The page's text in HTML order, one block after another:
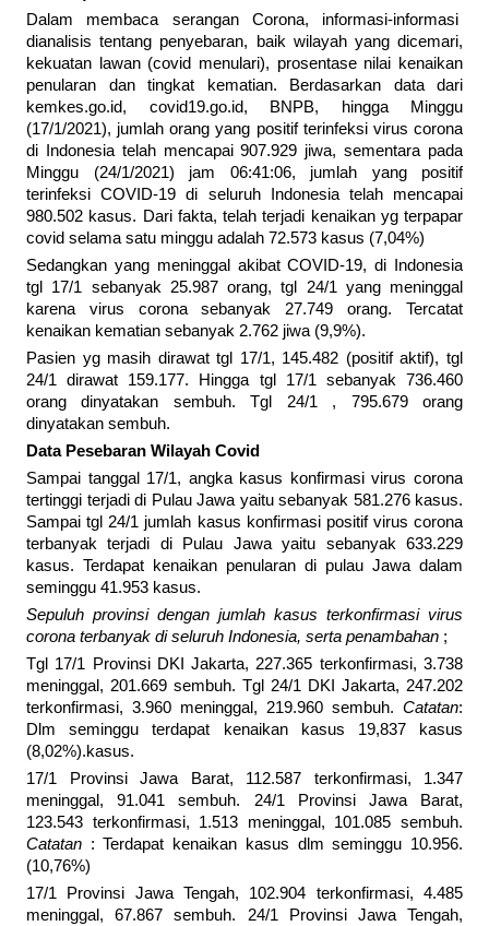
Dalam membaca serangan Corona, informasi-informasi
dianalisis tentang penyebaran, baik wilayah yang dicemari,
kekuatan lawan (covid menulari), prosentase nilai kenaikan
penularan dan tingkat kematian. Berdasarkan data dari
kemkes.go.id, covid19.go.id, BNPB, hingga Minggu
(17/1/2021), jumlah orang yang positif terinfeksi virus corona
di Indonesia telah mencapai 907.929 jiwa, sementara pada
Minggu (24/1/2021) jam 06:41:06, jumlah yang positif
terinfeksi COVID-19 di seluruh Indonesia telah mencapai
980.502 kasus. Dari fakta, telah terjadi kenaikan yg terpapar
covid selama satu minggu adalah 72.573 kasus (7,04%)
Sedangkan yang meninggal akibat COVID-19, di Indonesia
tgl 17/1 sebanyak 25.987 orang, tgl 24/1 yang meninggal
karena virus corona sebanyak 27.749 orang. Tercatat
kenaikan kematian sebanyak 2.762 jiwa (9,9%).
Pasien yg masih dirawat tgl 17/1, 145.482 (positif aktif), tgl
24/1 dirawat 159.177. Hingga tgl 17/1 sebanyak 736.460
orang dinyatakan sembuh. Tgl 24/1 , 795.679 orang
dinyatakan sembuh.
Data Pesebaran Wilayah Covid
Sampai tanggal 17/1, angka kasus konfirmasi virus corona
tertinggi terjadi di Pulau Jawa yaitu sebanyak 581.276 kasus.
Sampai tgl 24/1 jumlah kasus konfirmasi positif virus corona
terbanyak terjadi di Pulau Jawa yaitu sebanyak 633.229
kasus. Terdapat kenaikan penularan di pulau Jawa dalam
seminggu 41.953 kasus.
Sepuluh provinsi dengan jumlah kasus terkonfirmasi virus
corona terbanyak di seluruh Indonesia, serta penambahan ;
Tgl 17/1 Provinsi DKI Jakarta, 227.365 terkonfirmasi, 3.738
meninggal, 201.669 sembuh. Tgl 24/1 DKI Jakarta, 247.202
terkonfirmasi, 3.960 meninggal, 219.960 sembuh. Catatan:
Dlm seminggu terdapat kenaikan kasus 19,837 kasus
(8,02%).kasus.
17/1 Provinsi Jawa Barat, 112.587 terkonfirmasi, 1.347
meninggal, 91.041 sembuh. 24/1 Provinsi Jawa Barat,
123.543 terkonfirmasi, 1.513 meninggal, 101.085 sembuh.
Catatan : Terdapat kenaikan kasus dlm seminggu 10.956.
(10,76%)
17/1 Provinsi Jawa Tengah, 102.904 terkonfirmasi, 4.485
meninggal, 67.867 sembuh. 24/1 Provinsi Jawa Tengah,